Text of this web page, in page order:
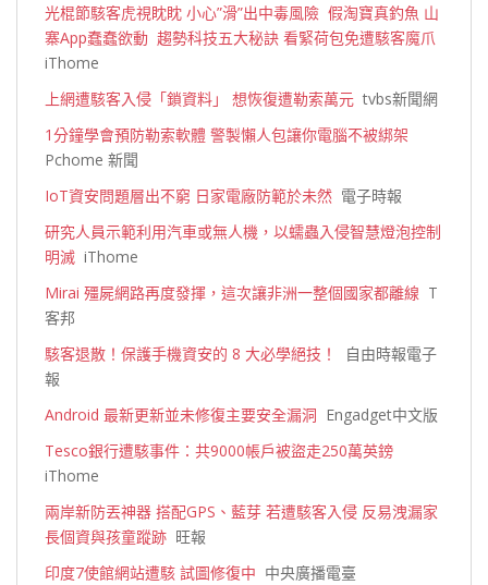
光棍節駭客虎視眈眈 小心”滑”出中毒風險 假淘寶真釣魚 山
寨App蠢蠢欲動 趨勢科技五大秘訣 看緊荷包免遭駭客魔爪
iThome
上網遭駭客入侵「鎖資料」 想恢復遭勒索萬元 tvbs新聞網
1分鐘學會預防勒索軟體 警製懶人包讓你電腦不被綁架
Pchome 新聞
IoT資安問題層出不窮 日家電廠防範於未然 電子時報
研究人員示範利用汽車或無人機，以蠕蟲入侵智慧燈泡控制
明滅 iThome
Mirai 殭屍網路再度發揮，這次讓非洲一整個國家都離線 T
客邦
駭客退散！保護手機資安的 8 大必學絕技！
自由時報電子
報
Android 最新更新並未修復主要安全漏洞 Engadget中文版
Tesco銀行遭駭事件：共9000帳戶被盜走250萬英鎊
iThome
兩岸新防丟神器 搭配GPS、藍芽 若遭駭客入侵 反易洩漏家
長個資與孩童蹤跡 旺報
印度7使館網站遭駭 試圖修復中 中央廣播電臺